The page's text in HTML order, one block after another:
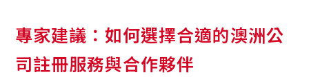
專家建議：如何選擇合適的澳洲公
司註冊服務與合作夥伴